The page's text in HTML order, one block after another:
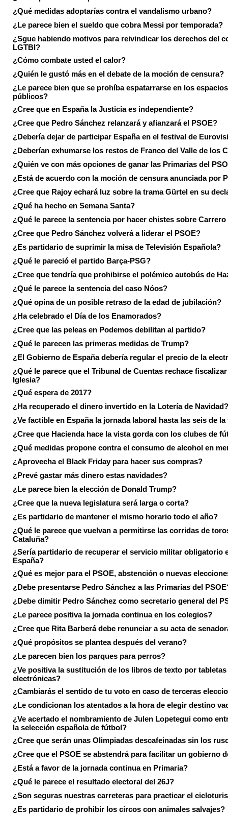
¿Qué medidas adoptarías contra el vandalismo urbano?
¿Le parece bien el sueldo que cobra Messi por temporada?
¿Sgue habiendo motivos para reivindicar los derechos del
LGTBI?
¿Cómo combate usted el calor?
¿Quién le gustó más en el debate de la moción de censura?
¿Le parece bien que se prohíba espatarrarse en los espacios
públicos?
¿Cree que en España la Justicia es independiente?
¿Cree que Pedro Sánchez relanzará y afianzará el PSOE?
¿Debería dejar de participar España en el festival de
¿Deberían exhumarse los restos de Franco del Valle de los
¿Quién ve con más opciones de ganar las Primarias del
¿Está de acuerdo con la moción de censura anunciada por
¿Cree que Rajoy echará luz sobre la trama Gürtel en su
¿Qué ha hecho en Semana Santa?
¿Qué le parece la sentencia por hacer chistes sobre
¿Cree que Pedro Sánchez volverá a liderar el PSOE?
¿Es partidario de suprimir la misa de Televisión Española?
¿Qué le pareció el partido Barça-PSG?
¿Cree que tendría que prohibirse el polémico autobús de
¿Qué le parece la sentencia del caso Nóos?
¿Qué opina de un posible retraso de la edad de jubilación?
¿Ha celebrado el Día de los Enamorados?
¿Cree que las peleas en Podemos debilitan al partido?
¿Qué le parecen las primeras medidas de Trump?
¿El Gobierno de España debería regular el precio de la
¿Qué le parece que el Tribunal de Cuentas rechace fiscalizar
Iglesia?
¿Qué espera de 2017?
¿Ha recuperado el dinero invertido en la Lotería de Navidad?
¿Ve factible en España la jornada laboral hasta las seis de la
¿Cree que Hacienda hace la vista gorda con los clubes de
¿Qué medidas propone contra el consumo de alcohol en
¿Aprovecha el Black Friday para hacer sus compras?
¿Prevé gastar más dinero estas navidades?
¿Le parece bien la elección de Donald Trump?
¿Cree que la nueva legislatura será larga o corta?
¿Es partidario de mantener el mismo horario todo el año?
¿Qué le parece que vuelvan a permitirse las corridas de
Cataluña?
¿Sería partidario de recuperar el servicio militar obligatorio
España?
¿Qué es mejor para el PSOE, abstención o nuevas
¿Debe presentarse Pedro Sánchez a las Primarias del
¿Debe dimitir Pedro Sánchez como secretario general del
¿Le parece positiva la jornada continua en los colegios?
¿Cree que Rita Barberá debe renunciar a su acta de
¿Qué propósitos se plantea después del verano?
¿Le parecen bien los parques para perros?
¿Ve positiva la sustitución de los libros de texto por tabletas
electrónicas?
¿Cambiarás el sentido de tu voto en caso de terceras
¿Le condicionan los atentados a la hora de elegir destino
¿Ve acertado el nombramiento de Julen Lopetegui como
la selección española de fútbol?
¿Cree que serán unas Olimpiadas descafeinadas sin los
¿Cree que el PSOE se abstendrá para facilitar un gobierno
¿Está a favor de la jornada continua en Primaria?
¿Qué le parece el resultado electoral del 26J?
¿Son seguras nuestras carreteras para practicar el
¿Es partidario de prohibir los circos con animales salvajes?